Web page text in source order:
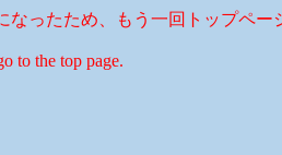
なったため、もう一回トップペー
to the top page.